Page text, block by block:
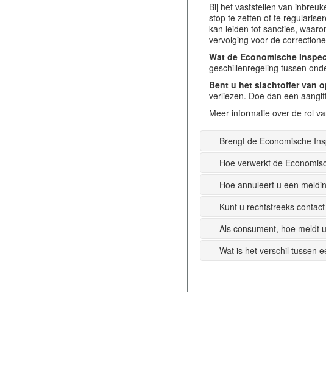
Bij het vaststellen van
stop te zetten of te
kan leiden tot sancties,
vervolging voor de
Wat de Economische
geschillenregeling tussen
Bent u het slachtoffer van
verliezen. Doe dan een
Meer informatie over de rol
Brengt de Economische
Hoe verwerkt de
Hoe annuleert u een
Kunt u rechtstreeks
Als consument, hoe meldt
Wat is het verschil tussen